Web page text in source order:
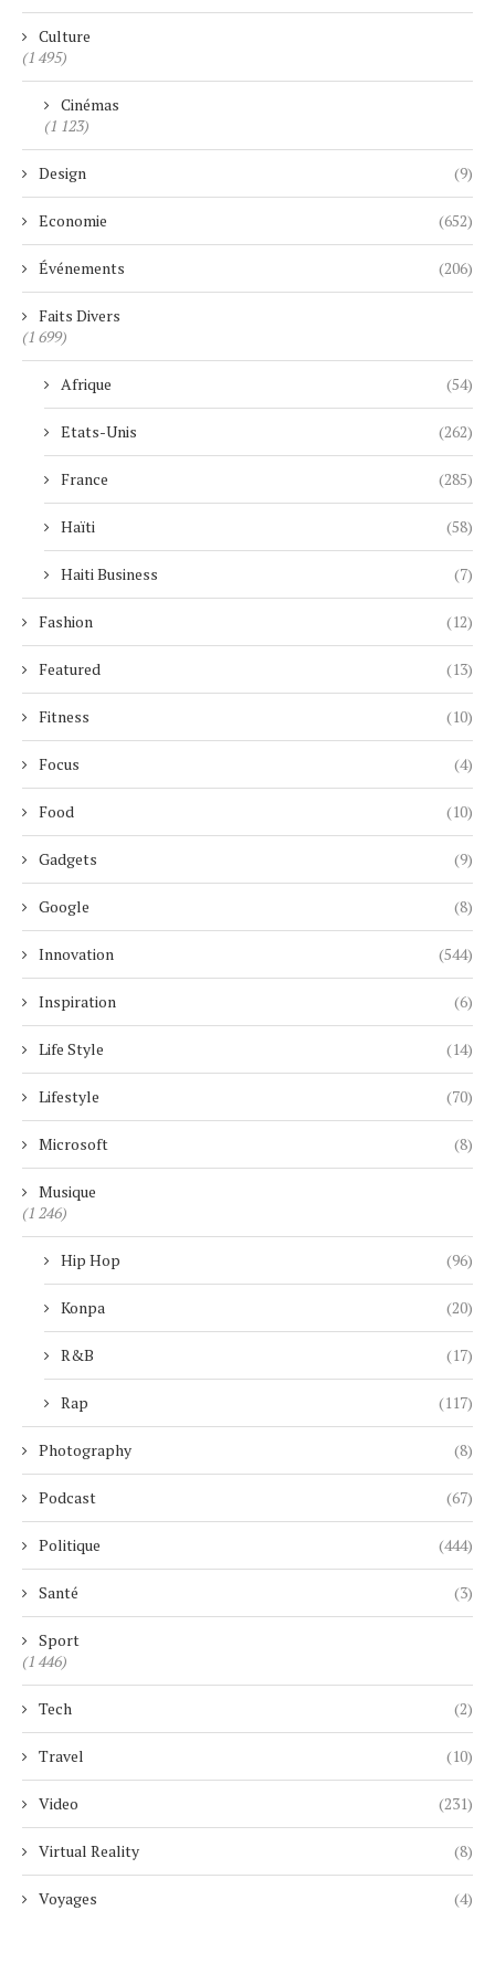
Culture
(1 495)
Cinémas
(1 123)
Design (9)
Economie (652)
Événements (206)
Faits Divers
(1 699)
Afrique (54)
Etats-Unis (262)
France (285)
Haïti (58)
Haiti Business (7)
Fashion (12)
Featured (13)
Fitness (10)
Focus (4)
Food (10)
Gadgets (9)
Google (8)
Innovation (544)
Inspiration (6)
Life Style (14)
Lifestyle (70)
Microsoft (8)
Musique
(1 246)
Hip Hop (96)
Konpa (20)
R&B (17)
Rap (117)
Photography (8)
Podcast (67)
Politique (444)
Santé (3)
Sport
(1 446)
Tech (2)
Travel (10)
Video (231)
Virtual Reality (8)
Voyages (4)